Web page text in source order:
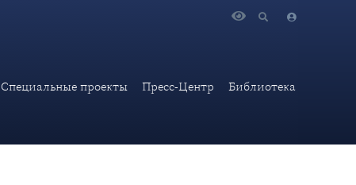
Специальные проекты Пресс-Центр Библиотека